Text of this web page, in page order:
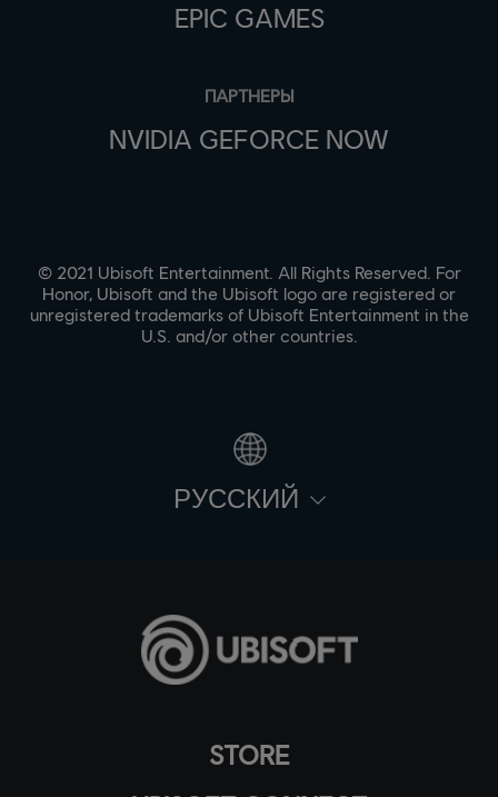
STORE
EPIC GAMES
ПАРТНЕРЫ
NVIDIA GEFORCE NOW
© 2021 Ubisoft Entertainment. All Rights Reserved. For
Honor, Ubisoft and the Ubisoft logo are registered or
unregistered trademarks of Ubisoft Entertainment in the
U.S. and/or other countries.
PУССКИЙ